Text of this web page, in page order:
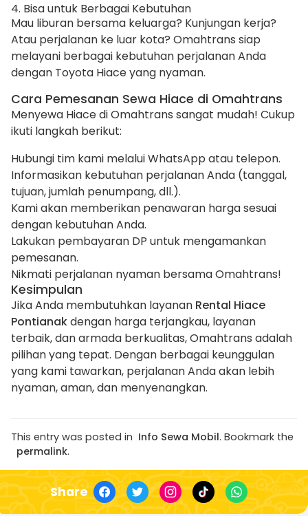
4. Bisa untuk Berbagai Kebutuhan
Mau liburan bersama keluarga? Kunjungan kerja?
Atau perjalanan ke luar kota? Omahtrans siap
melayani berbagai kebutuhan perjalanan Anda
dengan Toyota Hiace yang nyaman.
Cara Pemesanan Sewa Hiace di Omahtrans
Menyewa Hiace di Omahtrans sangat mudah! Cukup
ikuti langkah berikut:
Hubungi tim kami melalui WhatsApp atau telepon.
Informasikan kebutuhan perjalanan Anda (tanggal,
tujuan, jumlah penumpang, dll.).
Kami akan memberikan penawaran harga sesuai
dengan kebutuhan Anda.
Lakukan pembayaran DP untuk mengamankan
pemesanan.
Nikmati perjalanan nyaman bersama Omahtrans!
Kesimpulan
Jika Anda membutuhkan layanan Rental Hiace
Pontianakdengan harga terjangkau, layanan
terbaik, dan armada berkualitas, Omahtrans adalah
pilihan yang tepat. Dengan berbagai keunggulan
yang kami tawarkan, perjalanan Anda akan lebih
nyaman, aman, dan menyenangkan.
This entry was posted in Info Sewa Mobil. Bookmark the
permalink.
Share